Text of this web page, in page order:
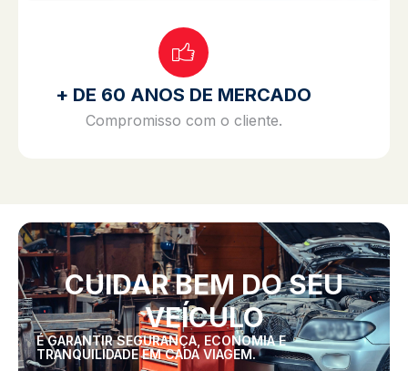
+ DE 60 ANOS DE MERCADO
Compromisso com o cliente.
CUIDAR BEM DO SEU
VEÍCULO
É GARANTIR SEGURANÇA, ECONOMIA E
TRANQUILIDADE EM CADA VIAGEM.